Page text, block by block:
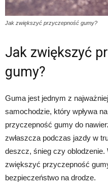
Jak zwiększyć przyczepność gumy?
Jak zwiększyć
gumy?
Guma jest jednym z
samochodzie, który wpływa
przyczepność gumy do
zwłaszcza podczas jazdy w
deszcz, śnieg czy
zwiększyć przyczepność
bezpieczeństwo na drodze.